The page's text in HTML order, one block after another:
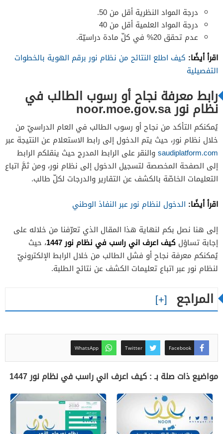
درجة المواد النظرية أقل من 50.
درجة المواد العلمية أقل من 40
عدم تحقق 20% في كلّ مادة دراسيّة.
اقرأ أيضًا: كيف اطلع النتائح من نظام نور برقم الهوية بالخطوات
التفصيلية
رابط معرفة نجاح أو رسوب الطالب في
نظام نور noor.moe.gov.sa
يُمكنكم التأكد من نجاح أو رسوب الطالب في العام الدراسيّ من
خلال نظام نور، حيث يتم الدخول إلى رابط الاستعلام عن النتيجة عبر
saudiplatform.comوالنقر على الرابط المدرج حيث ينقلكم الرابط
إلى الصفحة المخصصة لتسجيل الدخول إلى نظام نور، ومن ثمَّ اتباع
التعليمات الخاصّة بالكشف عن التقارير والدرجات لكلّ طالب.
اقرأ أيضًا: الدخول لنظام نور عبر النفاذ الوطني
إلى هنا نصل بكم لنهاية هذا المقال الذي تعرّفنا من خلاله على
إجابة تساؤل كيف اعرف اني راسب في نظام نور 1447
، حيث
يُمكنكم معرفة نجاح أو فشل الطالب من خلال الرابط الإلكترونيّ
لنظام نور عبر اتباع تعليمات الكشف عن نتائج الطلبة.
المراجع
Facebook
Twitter
WhatsApp
مواضيع ذات صلة بـ : كيف اعرف اني راسب في نظام نور 1447